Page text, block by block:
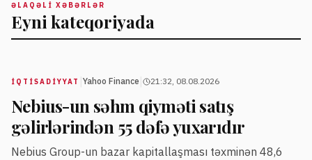
ƏLAQƏLI XƏBƏRLƏR
Eyni kateqoriyada
İQTISADIYYAT Yahoo Finance 21:32, 08.08.2026
Nebius-un səhm qiyməti satış
gəlirlərindən 55 dəfə yuxarıdır
Nebius Group-un bazar kapitallaşması təxminən 48,6